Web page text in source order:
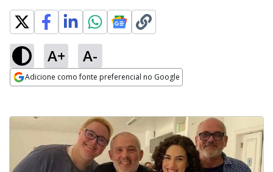
A+ A-
Adicione como fonte preferencial no Google